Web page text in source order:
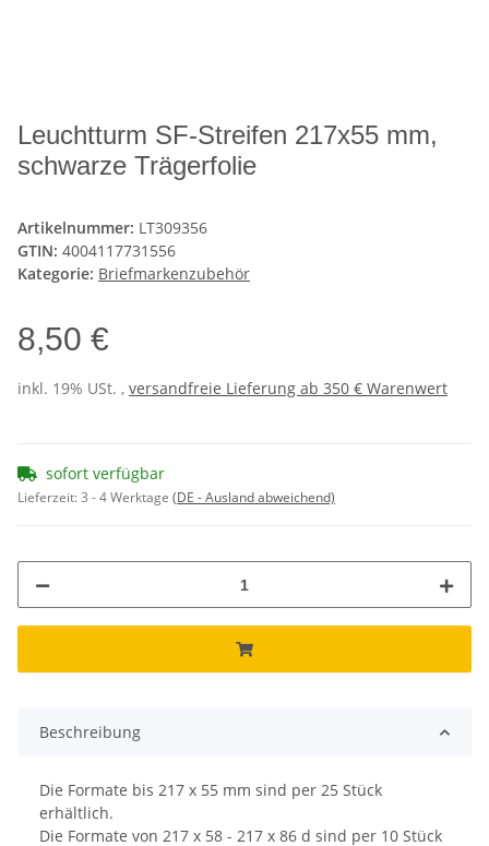
Leuchtturm SF-Streifen 217x55 mm,
schwarze Trägerfolie
Artikelnummer: LT309356
GTIN: 4004117731556
Kategorie: Briefmarkenzubehör
8,50 €
inkl. 19% USt. , versandfreie Lieferung ab 350 € Warenwert
sofort verfügbar
Lieferzeit:3 - 4 Werktage (DE - Ausland abweichend)
Beschreibung
Die Formate bis 217 x 55 mm sind per 25 Stück
erhältlich.
Die Formate von 217 x 58 - 217 x 86 d sind per 10 Stück